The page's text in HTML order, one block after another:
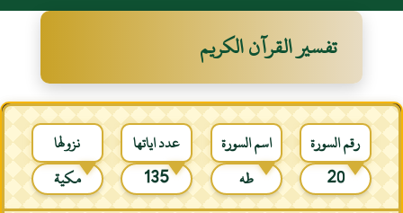
تفسير القرآن الكريم
رقم السورة
20
اسم السورة
طه
عدد اياتها
135
نزولها
مكية